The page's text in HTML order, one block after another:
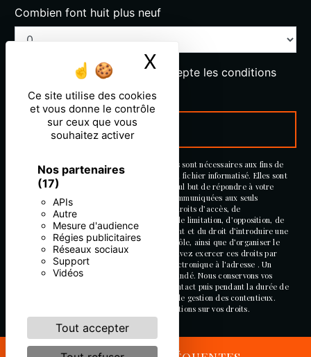
Ce site utilise des cookies
et vous donne le contrôle
sur ceux que vous
souhaitez activer
Nos partenaires
(17)
APIs
Autre
Mesure d'audience
Régies publicitaires
Réseaux sociaux
Support
Vidéos
Tout accepter
X Masquer le
Combien font huit plus neuf
En cochant cette case, j'accepte les conditions
particulières ci-dessous **
ENVOYER
** Les données personnelles communiquées sont nécessaires aux fins de
vous contacter et sont enregistrées dans un fichier informatisé. Elles sont
destinées à et ses sous-traitants dans le seul but de répondre à votre
message. Les données collectées seront communiquées aux seuls
destinataires suivants: . Vous disposez de droits d’accès, de
rectification, d’effacement, de portabilité, de limitation, d’opposition, de
retrait de votre consentement à tout moment et du droit d’introduire une
réclamation auprès d’une autorité de contrôle, ainsi que d’organiser le
sort de vos données post-mortem. Vous pouvez exercer ces droits par
voie postale à l'adresse ou par courrier électronique à l'adresse . Un
justificatif d'identité pourra vous être demandé. Nous conservons vos
données pendant la période de prise de contact puis pendant la durée de
prescription légale aux fins probatoires et de gestion des contentieux.
Consultez le site cnil.fr pour plus d’informations sur vos droits.